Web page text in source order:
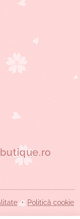
Politică cookie